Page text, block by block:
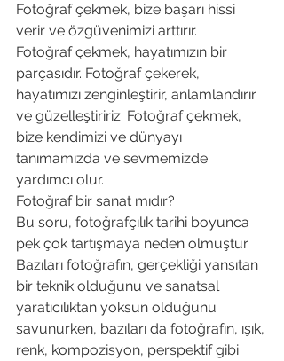
Fotoğraf çekmek, bize başarı hissi
verir ve özgüvenimizi arttırır.
Fotoğraf çekmek, hayatımızın bir
parçasıdır. Fotoğraf çekerek,
hayatımızı zenginleştirir, anlamlandırır
ve güzelleştiririz. Fotoğraf çekmek,
bize kendimizi ve dünyayı
tanımamızda ve sevmemizde
yardımcı olur.
Fotoğraf bir sanat mıdır?
Bu soru, fotoğrafçılık tarihi boyunca
pek çok tartışmaya neden olmuştur.
Bazıları fotoğrafın, gerçekliği yansıtan
bir teknik olduğunu ve sanatsal
yaratıcılıktan yoksun olduğunu
savunurken, bazıları da fotoğrafın, ışık,
renk, kompozisyon, perspektif gibi